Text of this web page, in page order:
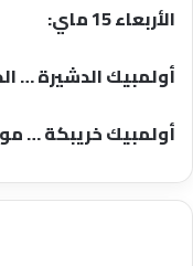
الأربعاء 15 ماي:
أولمبيك الدشيرة …
أولمبيك خريبكة …